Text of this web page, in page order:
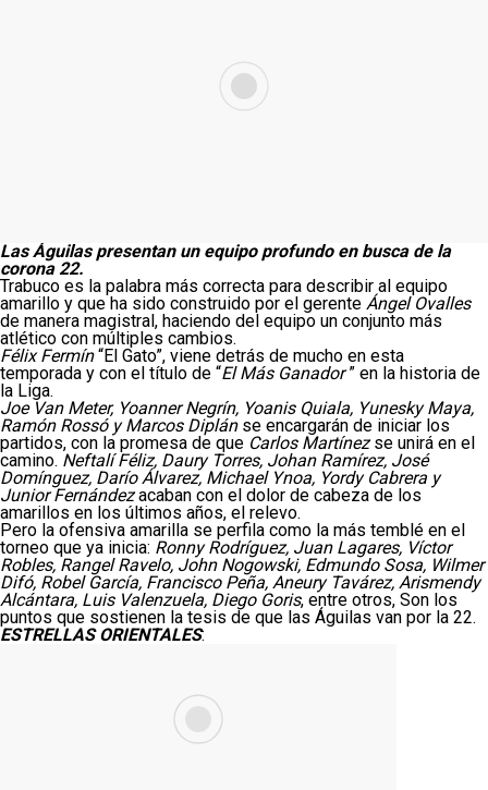
Las Águilas presentan un equipo profundo en busca de la
corona 22.
Trabuco es la palabra más correcta para describir al equipo
amarillo y que ha sido construido por el gerente Ángel Ovalles
de manera magistral, haciendo del equipo un conjunto más
atlético con múltiples cambios.
Félix Fermín“El Gato”, viene detrás de mucho en esta
temporada y con el título de “El Más Ganador” en la historia de
la Liga.
Joe Van Meter, Yoanner Negrín, Yoanis Quiala, Yunesky Maya,
Ramón Rossó y Marcos Diplánse encargarán de iniciar los
partidos, con la promesa de que Carlos Martínezse unirá en el
camino. Neftalí Féliz, Daury Torres, Johan Ramírez, José
Domínguez, Darío Álvarez, Michael Ynoa, Yordy Cabrera y
Junior Fernándezacaban con el dolor de cabeza de los
amarillos en los últimos años, el relevo.
Pero la ofensiva amarilla se perfila como la más temblé en el
torneo que ya inicia: Ronny Rodríguez, Juan Lagares, Víctor
Robles, Rangel Ravelo, John Nogowski, Edmundo Sosa, Wilmer
Difó, Robel García, Francisco Peña, Aneury Tavárez, Arismendy
Alcántara, Luis Valenzuela, Diego Goris, entre otros, Son los
puntos que sostienen la tesis de que las Águilas van por la 22.
ESTRELLAS ORIENTALES: